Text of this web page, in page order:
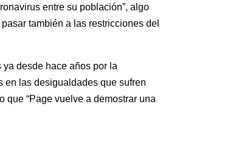
entre su población”, algo
también a las restricciones del
desde hace años por la
en las desigualdades que sufren
que “Page vuelve a demostrar una